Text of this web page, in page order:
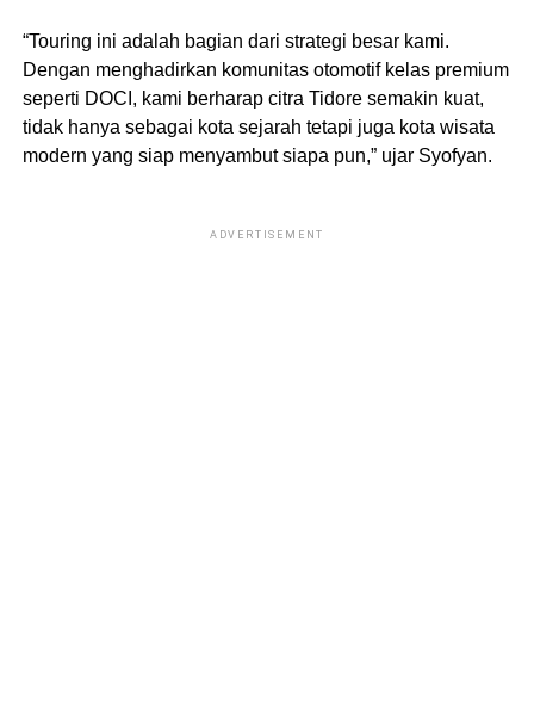
“Touring ini adalah bagian dari strategi besar kami.
Dengan menghadirkan komunitas otomotif kelas premium
seperti DOCI, kami berharap citra Tidore semakin kuat,
tidak hanya sebagai kota sejarah tetapi juga kota wisata
modern yang siap menyambut siapa pun,” ujar Syofyan.
ADVERTISEMENT